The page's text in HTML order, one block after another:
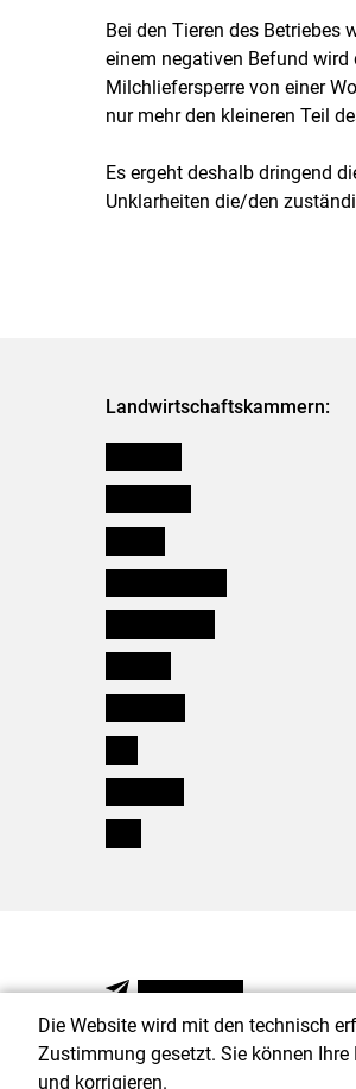
Bei den Tieren des Betriebes
einem negativen Befund wird
Milchliefersperre von einer
nur mehr den kleineren Teil
Es ergeht deshalb dringend
Unklarheiten die/den
Landwirtschaftskammern:
NEWSLETTER
Die Website wird mit den technisch
Zustimmung gesetzt. Sie können
und korrigieren.